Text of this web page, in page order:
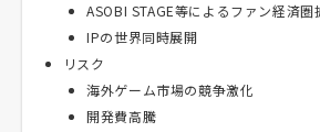
ASOBI STAGE等によるファン経済圏
IPの世界同時展開
リスク
海外ゲーム市場の競争激化
開発費高騰